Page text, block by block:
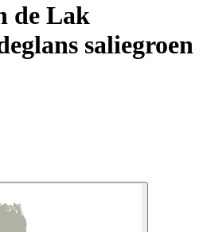
de Lak
saliegroen